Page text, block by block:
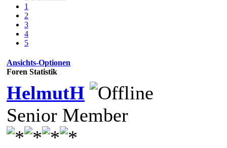
1
2
3
4
5
Ansichts-Optionen
Foren Statistik
HelmutH
Senior Member